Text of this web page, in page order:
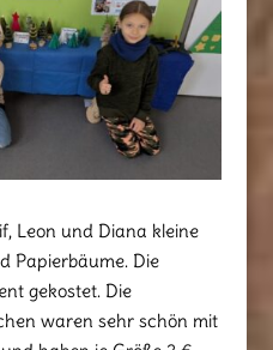
Leon und Diana kleine
Papierbäume. Die
gekostet. Die
waren sehr schön mit